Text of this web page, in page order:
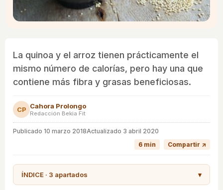
La quinoa y el arroz tienen prácticamente el
mismo número de calorías, pero hay una que
contiene más fibra y grasas beneficiosas.
CP Cahora Prolongo
Redacción Bekia Fit
Publicado 10 marzo 2018Actualizado 3 abril 2020
6 min
Compartir ↗
ÍNDICE · 3 apartados ▾